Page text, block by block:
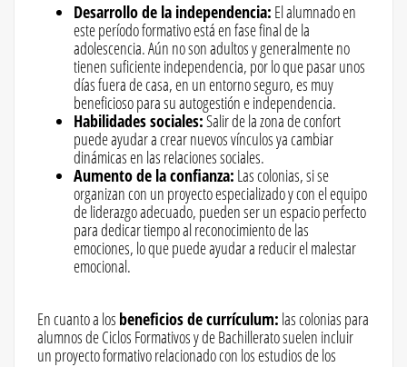
Desarrollo de la independencia: El alumnado en
este período formativo está en fase final de la
adolescencia. Aún no son adultos y generalmente no
tienen suficiente independencia, por lo que pasar unos
días fuera de casa, en un entorno seguro, es muy
beneficioso para su autogestión e independencia.
Habilidades sociales:Salir de la zona de confort
puede ayudar a crear nuevos vínculos ya cambiar
dinámicas en las relaciones sociales.
Aumento de la confianza: Las colonias, si se
organizan con un proyecto especializado y con el equipo
de liderazgo adecuado, pueden ser un espacio perfecto
para dedicar tiempo al reconocimiento de las
emociones, lo que puede ayudar a reducir el malestar
emocional.
En cuanto a los beneficios de currículum: las colonias para
alumnos de Ciclos Formativos y de Bachillerato suelen incluir
un proyecto formativo relacionado con los estudios de los